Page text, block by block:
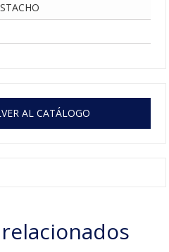
AL CATÁLOGO